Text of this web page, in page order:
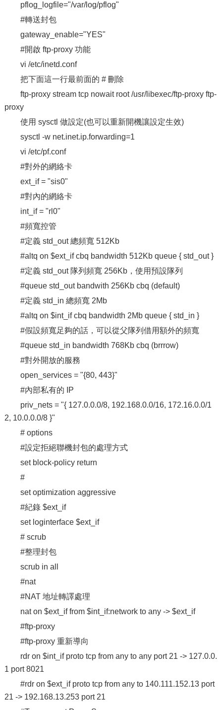
pflog_logfile="/var/log/pflog"
#轉送封包
gateway_enable="YES"
#開啟 ftp-proxy 功能
vi /etc/inetd.conf
把下面這一行最前面的 # 刪除
ftp-proxy stream tcp nowait root /usr/libexec/ftp-proxy ftp-
proxy
使用 sysctl 做設定(也可以重新開機讓設定生效)
sysctl -w net.inet.ip.forwarding=1
vi /etc/pf.conf
#對外的網絡卡
ext_if = "sis0"
#對內的網絡卡
int_if = "rl0"
#頻寬控管
#定義 std_out 總頻寬 512Kb
#altq on $ext_if cbq bandwidth 512Kb queue { std_out }
#定義 std_out 隊列頻寬 256Kb，使用預設隊列
#queue std_out bandwith 256Kb cbq (default)
#定義 std_in 總頻寬 2Mb
#altq on $int_if cbq bandwidth 2Mb queue { std_in }
#假設頻寬足夠的話，可以從父隊列借用額外的頻寬
#queue std_in bandwidth 768Kb cbq (brrrow)
#對外開放的服務
open_services = "{80, 443}"
#內部私有的 IP
priv_nets = "{ 127.0.0.0/8, 192.168.0.0/16, 172.16.0.0/1
2, 10.0.0.0/8 }"
# options
#設定拒絕聯機封包的處理方式
set block-policy return
#
set optimization aggressive
#紀錄 $ext_if
set loginterface $ext_if
# scrub
#整理封包
scrub in all
#nat
#NAT 地址轉譯處理
nat on $ext_if from $int_if:network to any -> $ext_if
#ftp-proxy
#ftp-proxy 重新導向
rdr on $int_if proto tcp from any to any port 21 -> 127.0.0.
1 port 8021
#rdr on $ext_if proto tcp from any to 140.111.152.13 port
21 -> 192.168.13.253 port 21